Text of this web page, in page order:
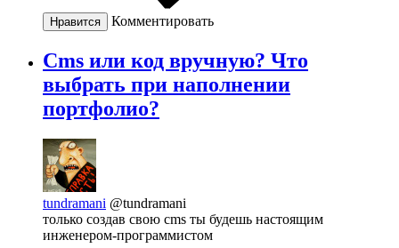
Нравится Комментировать
Cms или код вручную? Что
выбрать при наполнении
портфолио?
tundramani @tundramani
только создав свою cms ты будешь настоящим
инженером-программистом